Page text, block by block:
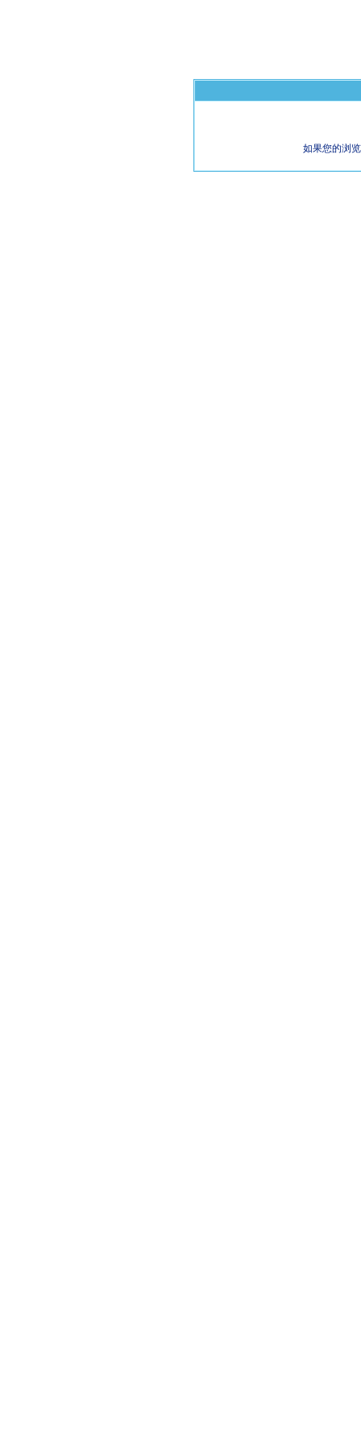
如果您的浏